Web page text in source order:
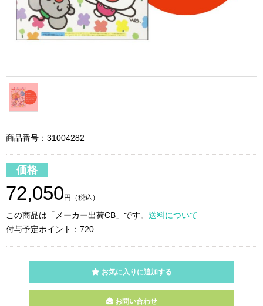
商品番号：31004282
価格
72,050 円（税込）
この商品は「メーカー出荷CB」です。 送料について
付与予定ポイント：720
お気に入りに追加する
お問い合わせ